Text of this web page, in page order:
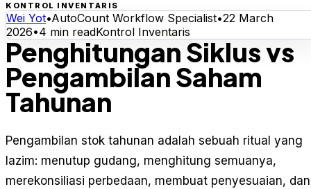
KONTROL INVENTARIS
Wei Yot•AutoCount Workflow Specialist•22 March
2026•4 min readKontrol Inventaris
Penghitungan Siklus vs
Pengambilan Saham
Tahunan
Pengambilan stok tahunan adalah sebuah ritual yang
lazim: menutup gudang, menghitung semuanya,
merekonsiliasi perbedaan, membuat penyesuaian, dan